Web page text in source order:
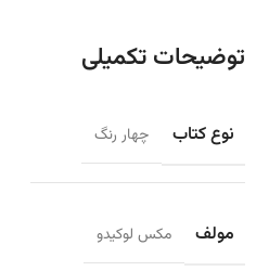
توضیحات تکمیلی
نوع کتاب چهار رنگ
مولف مكس لوكيدو